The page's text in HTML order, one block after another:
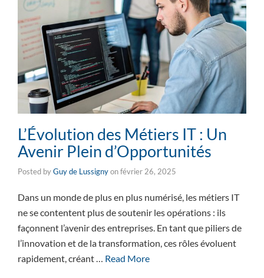
L’Évolution des Métiers IT : Un
Avenir Plein d’Opportunités
Posted byGuy de Lussignyonfévrier 26, 2025
Dans un monde de plus en plus numérisé, les métiers IT
ne se contentent plus de soutenir les opérations : ils
façonnent l’avenir des entreprises. En tant que piliers de
l’innovation et de la transformation, ces rôles évoluent
rapidement, créant … Read More